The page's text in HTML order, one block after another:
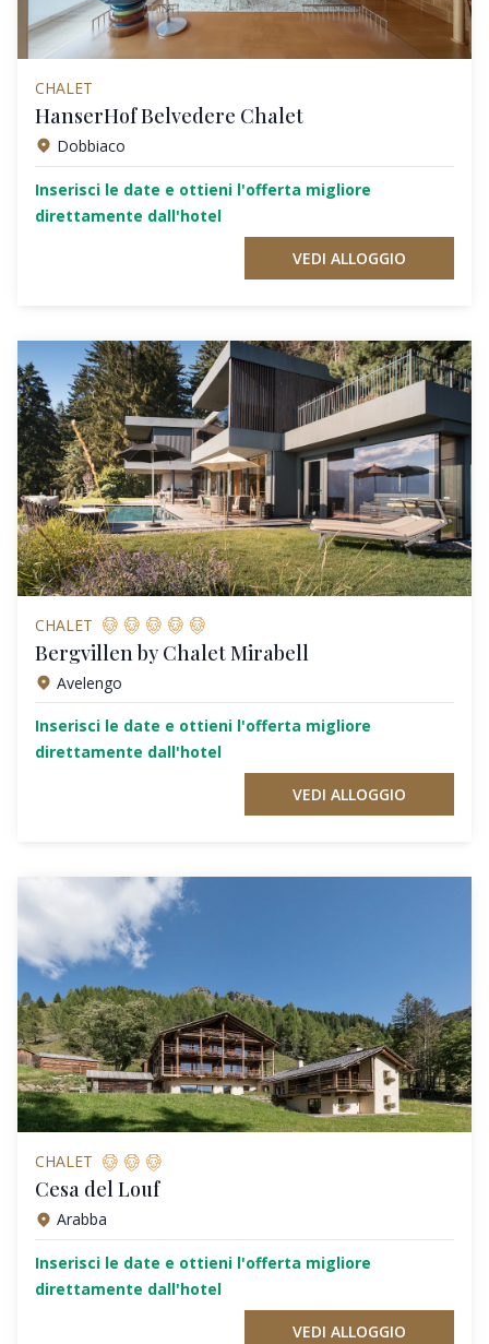
CHALET
HanserHof Belvedere Chalet
Dobbiaco
Inserisci le date e ottieni l'offerta migliore
direttamente dall'hotel
VEDI ALLOGGIO
CHALET
Bergvillen by Chalet Mirabell
Avelengo
Inserisci le date e ottieni l'offerta migliore
direttamente dall'hotel
VEDI ALLOGGIO
CHALET
Cesa del Louf
Arabba
Inserisci le date e ottieni l'offerta migliore
direttamente dall'hotel
VEDI ALLOGGIO